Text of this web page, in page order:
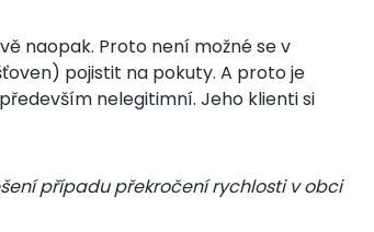
naopak. Proto není možné se v
pojistit na pokuty. A proto je
nelegitimní. Jeho klienti si
případu překročení rychlosti v obci